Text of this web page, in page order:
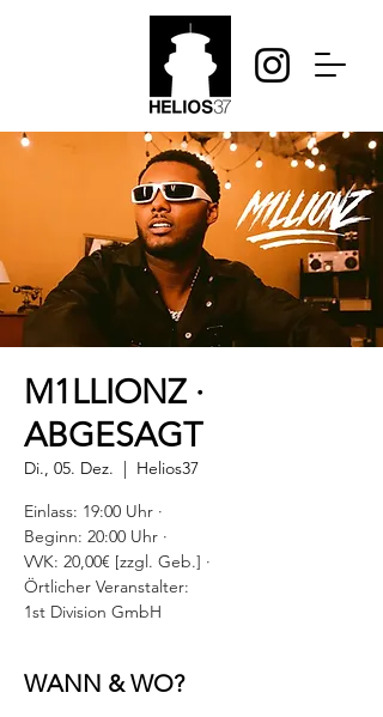
M1LLIONZ ·
ABGESAGT
Di., 05. Dez.
  |
Helios37
Einlass: 19:00 Uhr ·
Beginn: 20:00 Uhr ·
VVK: 20,00€ [zzgl. Geb.] ·
Örtlicher Veranstalter:
1st Division GmbH
WANN & WO?